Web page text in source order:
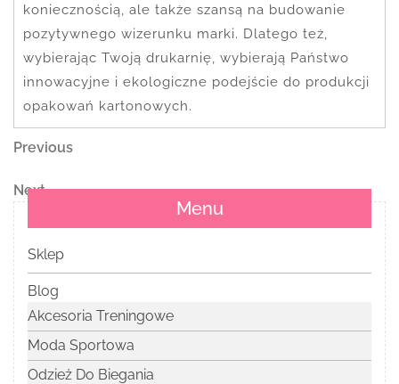
koniecznością, ale także szansą na budowanie
pozytywnego wizerunku marki. Dlatego też,
wybierając Twoją drukarnię, wybierają Państwo
innowacyjne i ekologiczne podejście do produkcji
opakowań kartonowych.
Nawigacja
wpisu
Previous
Previous
Next
Post
Next
Menu
Sklep
Blog
Akcesoria Treningowe
Moda Sportowa
Odzież Do Biegania